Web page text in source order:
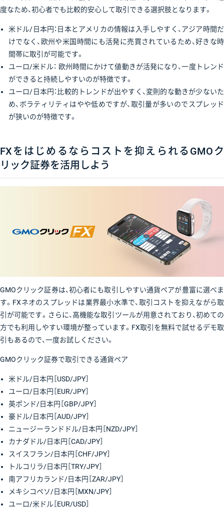
度なため、初心者でも比較的安心して取引できる選択肢となります。
米ドル/日本円：日本とアメリカの情報は入手しやすく、アジア時間だ
けでなく、欧州や米国時間にも活発に売買されているため、好きな時
間帯に取引が可能です。
ユーロ/米ドル： 欧州時間にかけて値動きが活発になり、一度トレンド
ができると持続しやすいのが特徴です。
ユーロ/日本円：比較的トレンドが出やすく、変則的な動きが少ないた
め、ボラティリティはやや低めですが、取引量が多いのでスプレッド
が狭いのが特徴です。
FXをはじめるならコストを抑えられるGMOク
リック証券を活用しよう
GMOクリック証券は、初心者にも取引しやすい通貨ペアが豊富に選べま
す。FXネオのスプレッドは業界最小水準で、取引コストを抑えながら取
引が可能です。さらに、高機能な取引ツールが用意されており、初めての
方でも利用しやすい環境が整っています。FX取引を無料で試せるデモ取
引もあるので、一度お試しください。
GMOクリック証券で取引できる通貨ペア
米ドル/日本円［USD/JPY］
ユーロ/日本円［EUR/JPY］
英ポンド/日本円［GBP/JPY］
豪ドル/日本円［AUD/JPY］
ニュージーランドドル/日本円［NZD/JPY］
カナダドル/日本円［CAD/JPY］
スイスフラン/日本円［CHF/JPY］
トルコリラ/日本円［TRY/JPY］
南アフリカランド/日本円［ZAR/JPY］
メキシコペソ/日本円［MXN/JPY］
ユーロ/米ドル［EUR/USD］